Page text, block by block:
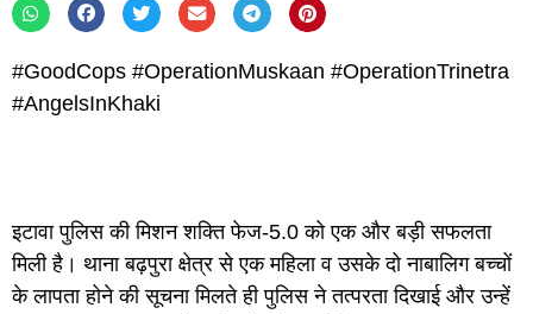
#GoodCops #OperationMuskaan #OperationTrinetra
#AngelsInKhaki
इटावा पुलिस की मिशन शक्ति फेज-5.0 को एक और बड़ी सफलता
मिली है। थाना बढ़पुरा क्षेत्र से एक महिला व उसके दो नाबालिग बच्चों
के लापता होने की सूचना मिलते ही पुलिस ने तत्परता दिखाई और उन्हें